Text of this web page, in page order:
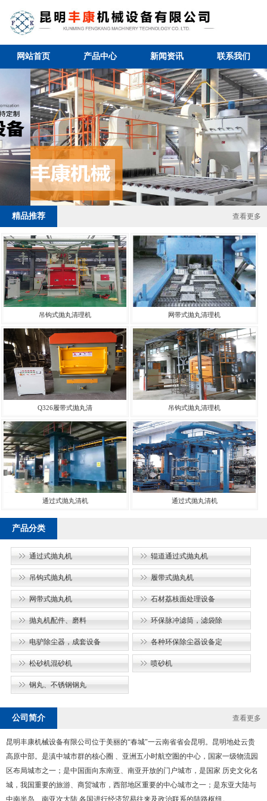
网站首页 产品中心 新闻资讯 联系我们
精品推荐 查看更多
吊钩式抛丸清理机 网带式抛丸清理机
Q326履带式抛丸清 吊钩式抛丸清理机
通过式抛丸清机 通过式抛丸清机
产品分类
通过式抛丸机 辊道通过式抛丸机
吊钩式抛丸机 履带式抛丸机
网带式抛丸机 石材荔枝面处理设备
抛丸机配件、磨料 环保脉冲滤筒，滤袋除
电驴除尘器，成套设备 各种环保除尘器设备定
松砂机混砂机 喷砂机
钢丸、不锈钢钢丸
公司简介 查看更多
昆明丰康机械设备有限公司位于美丽的“春城"一云南省省会昆明。昆明地处云贵
高原中部。是滇中城市群的核心圈 、亚洲五小时航空圏的中心，国家一级物流园
区布局城市之一；是中国面向东南亚、南亚开放的门户城市，是国家 历史文化名
城，我国重要的旅游、商贸城市，西部地区重要的中心城市之一；是东亚大陆与
中南半岛、南亚次大陆 各国进行经济贸易往来及政治联系的陆路枢纽。